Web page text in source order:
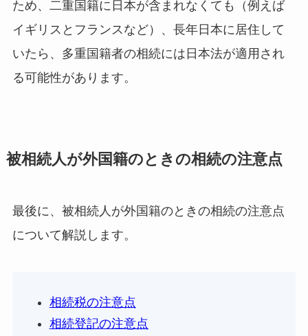
ため、二重国籍に日本が含まれなくても（例えば
イギリスとフランスなど）、長年日本に居住して
いたら、多重国籍者の相続には日本法が適用され
る可能性があります。
被相続人が外国籍のときの相続の注意点
最後に、被相続人が外国籍のときの相続の注意点
について解説します。
相続税の注意点
相続登記の注意点